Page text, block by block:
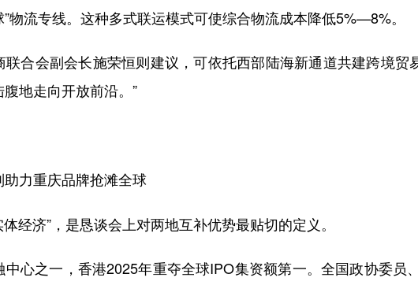
流专线。这种多式联运模式可使综合物流成本降低5%—8%。
会副会长施荣恒则建议，可依托西部陆海新通道共建跨境贸
地走向开放前沿。”
力重庆品牌抢滩全球
济”，是恳谈会上对两地互补优势最贴切的定义。
之一，香港2025年重夺全球IPO集资额第一。全国政协委员